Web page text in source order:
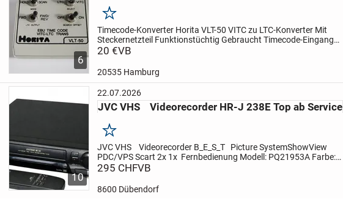
6
Merken
Timecode-Konverter Horita VLT-50 VITC zu LTC-Konverter Mit
Steckernetzteil Funktionstüchtig GebrauchtTimecode-Eingang
VITC, LTC *
20 €VB
20535 Hamburg
10
22.07.2026
JVC VHS Videorecorder HR-J 238E Top ab Service
Merken
JVCVHS Videorecorder B_E_S_T Picture SystemShowView
PDC/VPSScart 2x 1x Fernbedienung Modell: PQ21953A Farbe:
BlackMODELL: HR-J 238E
295 CHFVB
8600 Dübendorf